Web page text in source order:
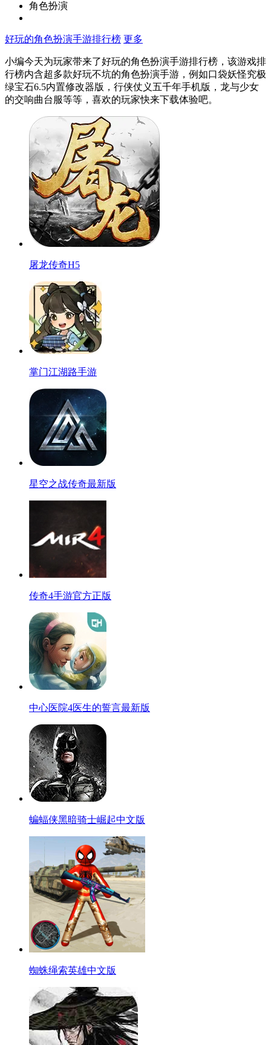
角色扮演
好玩的角色扮演手游排行榜 更多
小编今天为玩家带来了好玩的角色扮演手游排行榜，该游戏排
行榜内含超多款好玩不坑的角色扮演手游，例如口袋妖怪究极
绿宝石6.5内置修改器版，行侠仗义五千年手机版，龙与少女
的交响曲台服等等，喜欢的玩家快来下载体验吧。
屠龙传奇H5
掌门江湖路手游
星空之战传奇最新版
传奇4手游官方正版
中心医院4医生的誓言最新版
蝙蝠侠黑暗骑士崛起中文版
蜘蛛绳索英雄中文版